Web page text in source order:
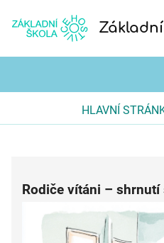
HLAVNÍ
Rodiče vítáni –